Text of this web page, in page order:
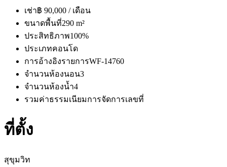
เช่า฿ 90,000 / เดือน
ขนาดพื้นที่290 m²
ประสิทธิภาพ100%
ประเภทคอนโด
การอ้างอิงรายการWF-14760
จำนวนห้องนอน3
จำนวนห้องน้ำ4
รวมค่าธรรมเนียมการจัดการเลขที่
ที่ตั้ง
สุขุมวิท